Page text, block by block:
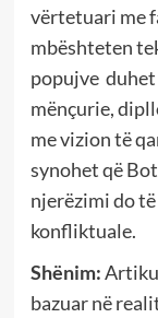
vërtetuari me
mbështeten
popujve
mënçurie,
me vizion të
synohet që
njerëzimi do
konfliktuale.
Shënim:
bazuar në